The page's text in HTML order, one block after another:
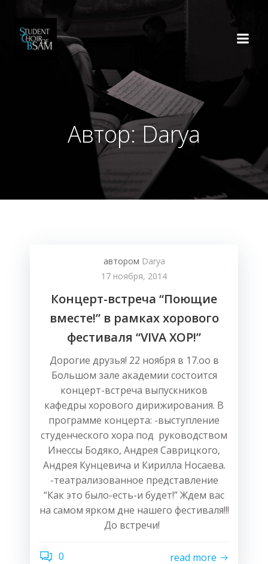
Автор:Darya
автором Darya
17 ноября, 2014
Концерт-встреча “Поющие
вместе!” в рамках хорового
фестиваля “VIVA ХОР!”
Дорогие друзья! 22 ноября в 17.оо в
Большом зале академии состоится
концерт-встреча выпускников
кафедры хорового дирижирования. В
программе концерта: -выступление
студенческого хора под руководством
Инессы Бодяко, Андрея Саврицкого,
Андрея Кунцевича и Кирилла Носаева.
-театрализованное представление
“Как это было-есть-и будет!” Ждем вас
на самом ярком дне нашего фестиваля!!!
До встречи!
0 read more